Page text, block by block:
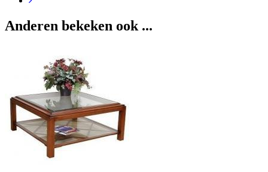
Anderen bekeken ook ...